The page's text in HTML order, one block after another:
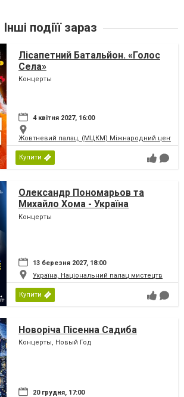
Інші подіїї зараз
Лісапетний Батальйон. «Голос
Села»
Концерты
4 квітня 2027, 16:00
Жовтневий палац, (МЦКМ) Міжнародний центр
Купити
Олександр Пономарьов та
Михайло Хома - Україна
Переможе!
Концерты
13 березня 2027, 18:00
Україна, Національний палац мистецтв
Купити
Новоріча Пісенна Садиба
Концерты, Новый Год
20 грудня, 17:00